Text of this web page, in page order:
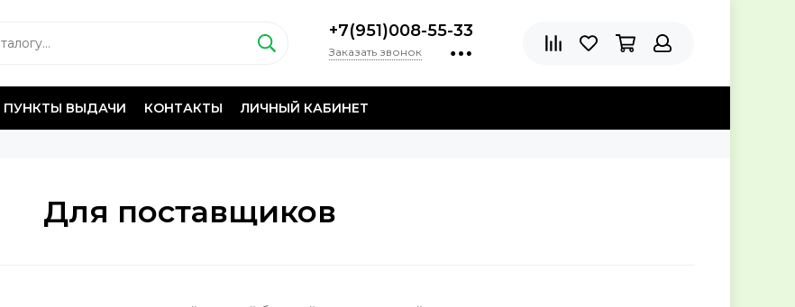
+7(951)008-55-33
Заказать звонок
ПУНКТЫ ВЫДАЧИ КОНТАКТЫ ЛИЧНЫЙ КАБИНЕТ
Для поставщиков